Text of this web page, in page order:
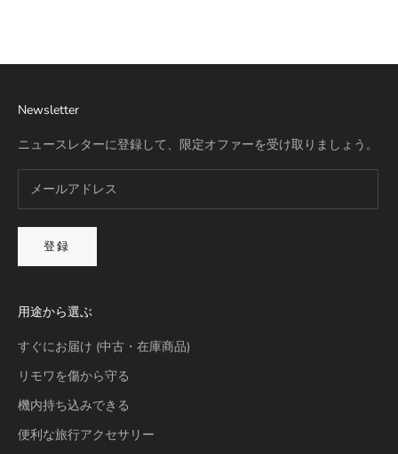
Newsletter
ニュースレターに登録して、限定オファーを受け取りましょう。
登録
用途から選ぶ
すぐにお届け (中古・在庫商品)
リモワを傷から守る
機内持ち込みできる
便利な旅行アクセサリー